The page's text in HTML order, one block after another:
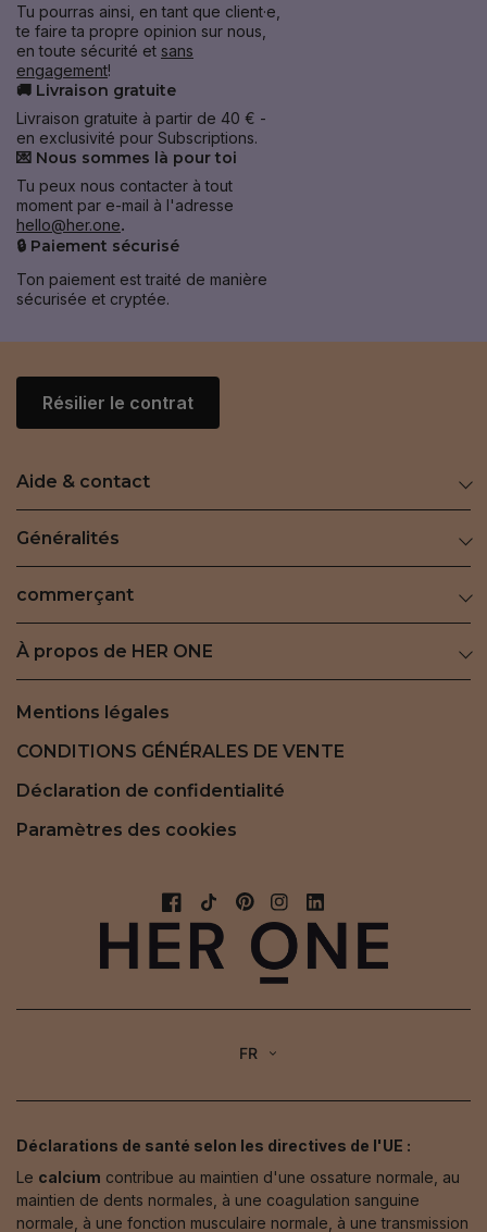
Tu pourras ainsi, en tant que client·e,
te faire ta propre opinion sur nous,
en toute sécurité et sans
engagement!
🚚 Livraison gratuite
Livraison gratuite à partir de 40 € -
en exclusivité pour Subscriptions.
💌 Nous sommes là pour toi
Tu peux nous contacter à tout
moment par e-mail à l'adresse
hello@her.one.
🔒 Paiement sécurisé
Ton paiement est traité de manière
sécurisée et cryptée.
Résilier le contrat
Aide & contact
Généralités
commerçant
À propos de HER ONE
Mentions légales
CONDITIONS GÉNÉRALES DE VENTE
Déclaration de confidentialité
Paramètres des cookies
FR
Déclarations de santé selon les directives de l'UE :
Le calcium contribue au maintien d'une ossature normale, au
maintien de dents normales, à une coagulation sanguine
normale, à une fonction musculaire normale, à une transmission